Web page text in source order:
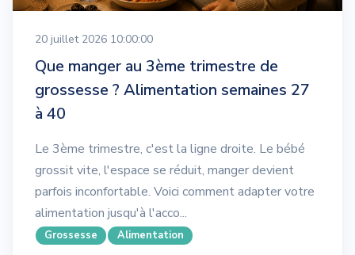
20 juillet 2026 10:00:00
Que manger au 3ème trimestre de
grossesse ? Alimentation semaines 27
à 40
Le 3ème trimestre, c'est la ligne droite. Le bébé
grossit vite, l'espace se réduit, manger devient
parfois inconfortable. Voici comment adapter votre
alimentation jusqu'à l'acco...
Grossesse Alimentation